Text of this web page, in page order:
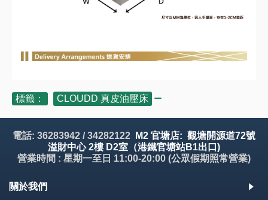
標籤： CLOUDD 真皮油壓床
電話: 36283942 / 34282122
M2 官塘店: 觀塘開源道72號
溢財中心 2樓 D2室（港鐵官塘站B1出口)
營業時間 : 星期一至日 11:00-20:00 (公眾假期照常營業)
關於我們